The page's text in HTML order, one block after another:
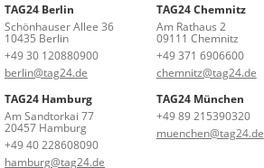
TAG24 Berlin
Schönhauser Allee 36
10435 Berlin
+49 30 120880900
berlin@tag24.de
TAG24 Chemnitz
Am Rathaus 2
09111 Chemnitz
+49 371 6906600
chemnitz@tag24.de
TAG24 Hamburg
Am Sandtorkai 77
20457 Hamburg
+49 40 228608090
hamburg@tag24.de
TAG24 München
+49 89 215390320
muenchen@tag24.de